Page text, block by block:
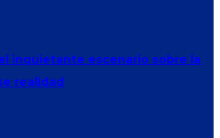
inquietante escenario sobre la
realidad